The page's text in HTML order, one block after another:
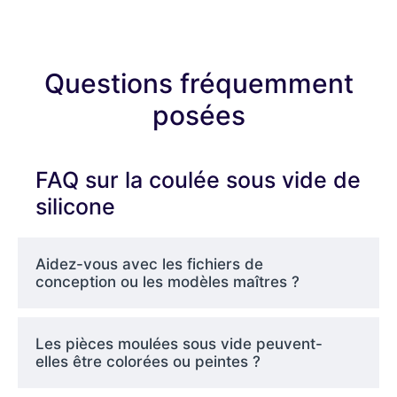
plus fins avec une fidélité exceptionnelle et
prend en charge une large gamme de
matériaux rigides, caoutchouteux et
Chez Elite Mold Tech, nous utilisons un outillage
prototypes de qualité de production en
Pourquoi choisir la
Questions fréquemment
posées
FAQ sur la coulée sous vide de
silicone
Aidez-vous avec les fichiers de
conception ou les modèles maîtres ?
Les pièces moulées sous vide peuvent-
elles être colorées ou peintes ?